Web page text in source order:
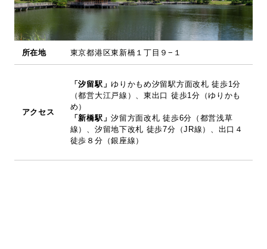
採用情報
日本語 English
所在地 東京都港区東新橋１丁目９−１
アクセス
「汐留駅」ゆりかもめ汐留駅方面改札 徒歩1分
（都営大江戸線）、東出口 徒歩1分（ゆりかも
め）
「新橋駅」汐留方面改札 徒歩6分（都営浅草
線）、汐留地下改札 徒歩7分（JR線）、出口４
徒歩８分（銀座線）